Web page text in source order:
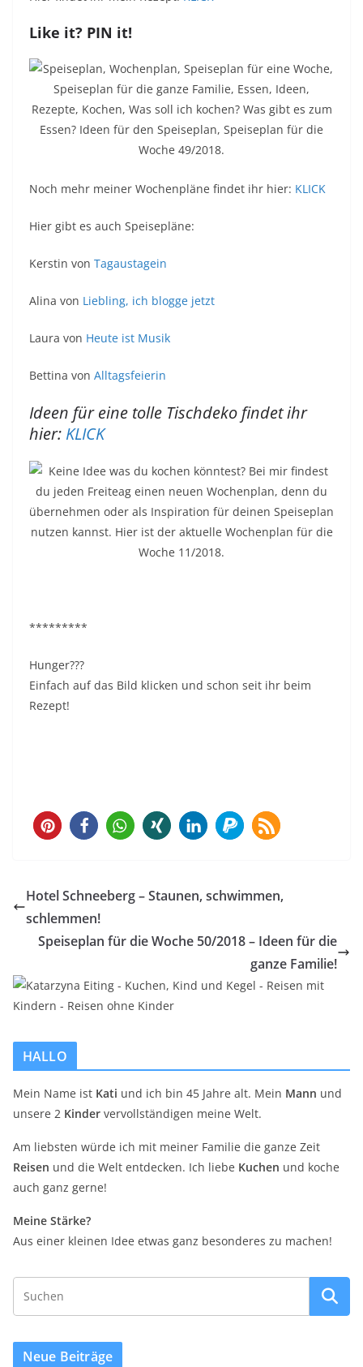
Like it? PIN it!
Noch mehr meiner Wochenpläne findet ihr hier: KLICK
Hier gibt es auch Speisepläne:
Kerstin von Tagaustagein
Alina von Liebling, ich blogge jetzt
Laura von Heute ist Musik
Bettina von Alltagsfeierin
Ideen für eine tolle Tischdeko findet ihr
hier: KLICK
*********
Hunger???
Einfach auf das Bild klicken und schon seit ihr beim
Rezept!
249
Hotel Schneeberg – Staunen, schwimmen,
schlemmen!
Speiseplan für die Woche 50/2018 – Ideen für die
ganze Familie!
HALLO
Mein Name ist Kati und ich bin 45 Jahre alt. Mein Mann und
unsere 2 Kinder vervollständigen meine Welt.
Am liebsten würde ich mit meiner Familie die ganze Zeit
Reisen und die Welt entdecken. Ich liebe Kuchen und koche
auch ganz gerne!
Meine Stärke?
Aus einer kleinen Idee etwas ganz besonderes zu machen!
Neue Beiträge